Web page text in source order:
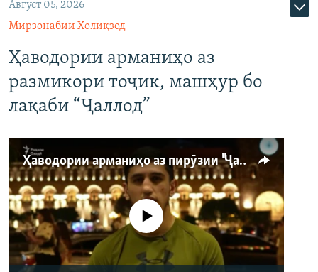
Август 05, 2026
Мирзонабии Холиқзод
Ҳаводории арманиҳо аз
размикори тоҷик, машҳур бо
лақаби “Ҷаллод”
Ҳаводории арманиҳо аз пирӯзии "Ҷаллод"-и тоҷик
Феълан кор намекунад